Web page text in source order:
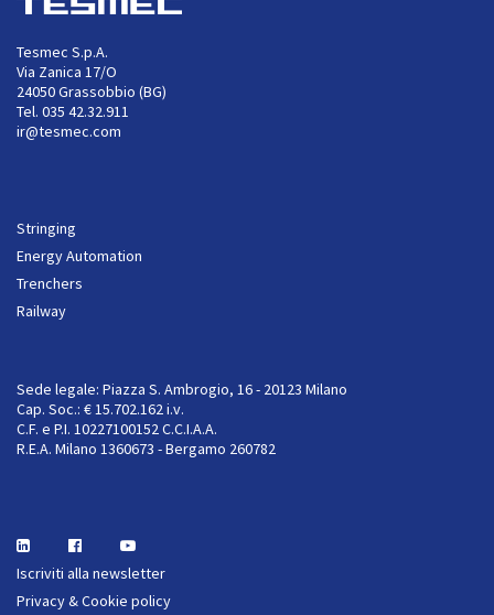
Tesmec S.p.A.
Via Zanica 17/O
24050 Grassobbio (BG)
Tel. 035 42.32.911
ir@tesmec.com
Stringing
Energy Automation
Trenchers
Railway
Sede legale: Piazza S. Ambrogio, 16 - 20123 Milano
Cap. Soc.: € 15.702.162 i.v.
C.F. e P.I. 10227100152 C.C.I.A.A.
R.E.A. Milano 1360673 - Bergamo 260782
Iscriviti alla newsletter
Privacy & Cookie policy